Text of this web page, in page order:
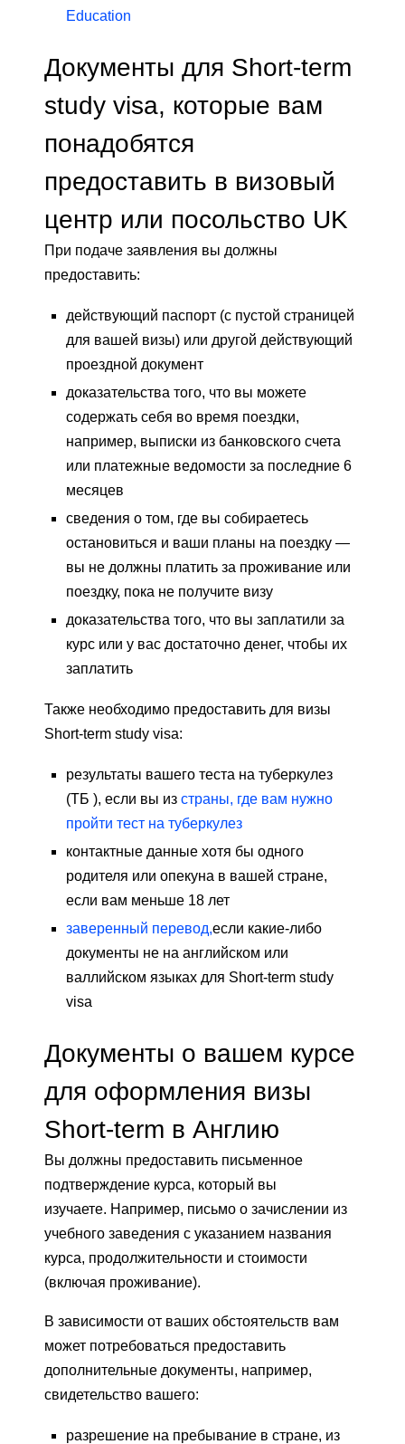
Education
Документы для Short-term
study visa, которые вам
понадобятся
предоставить в визовый
центр или посольство UK
При подаче заявления вы должны
предоставить:
действующий паспорт (с пустой страницей
для вашей визы) или другой действующий
проездной документ
доказательства того, что вы можете
содержать себя во время поездки,
например, выписки из банковского счета
или платежные ведомости за последние 6
месяцев
сведения о том, где вы собираетесь
остановиться и ваши планы на поездку —
вы не должны платить за проживание или
поездку, пока не получите визу
доказательства того, что вы заплатили за
курс или у вас достаточно денег, чтобы их
заплатить
Также необходимо предоставить для визы
Short-term study visa:
результаты вашего теста на туберкулез
(ТБ ), если вы из страны, где вам нужно
пройти тест на туберкулез
контактные данные хотя бы одного
родителя или опекуна в вашей стране,
если вам меньше 18 лет
заверенный перевод,если какие-либо
документы не на английском или
валлийском языках для Short-term study
visa
Документы о вашем курсе
для оформления визы
Short-term в Англию
Вы должны предоставить письменное
подтверждение курса, который вы
изучаете. Например, письмо о зачислении из
учебного заведения с указанием названия
курса, продолжительности и стоимости
(включая проживание).
В зависимости от ваших обстоятельств вам
может потребоваться предоставить
дополнительные документы, например,
свидетельство вашего:
разрешение на пребывание в стране, из